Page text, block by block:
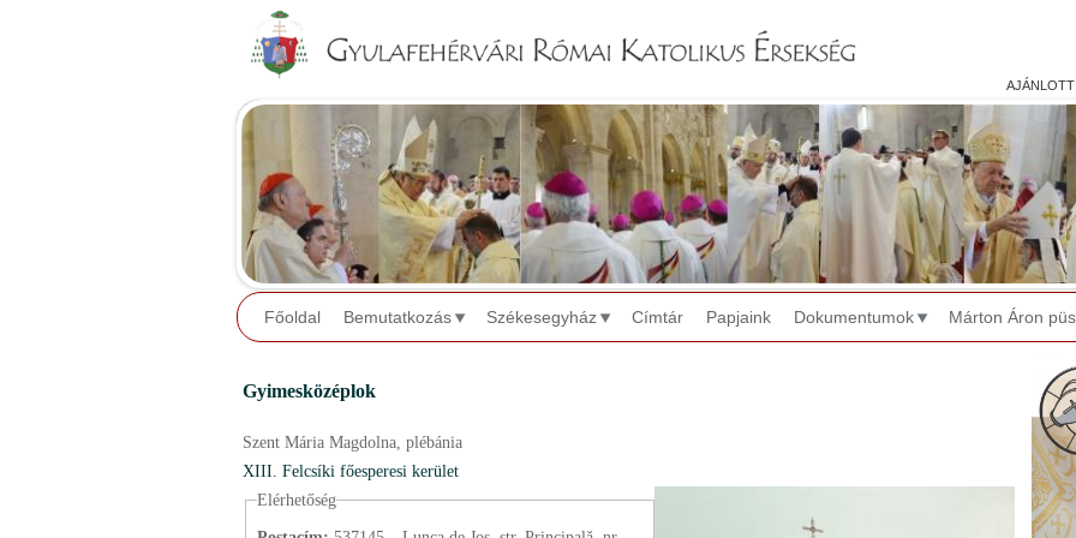
ajánlott
Főoldal Bemutatkozás Székesegyház Címtár Papjaink Dokumentumok Márton Áron
Gyimesközéplok
Szent Mária Magdolna, plébánia
XIII. Felcsíki főesperesi kerület
Elérhetőség